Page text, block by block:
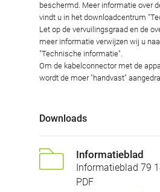
beschermd. Meer informatie over
vindt u in het downloadcentrum
Let op de vervuilingsgraad en de
meer informatie verwijzen wij u
"Technische informatie".
Om de kabelconnector met de
wordt de moer "handvast"
Downloads
Informatieblad
Informatieblad 79
PDF